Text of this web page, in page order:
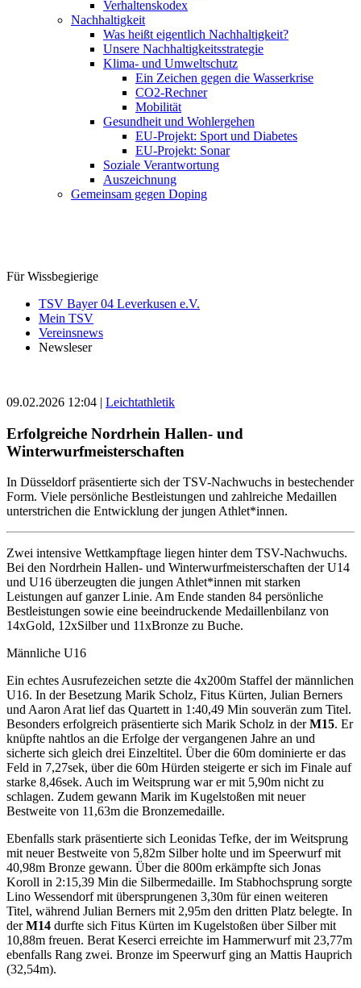
Verhaltenskodex
Nachhaltigkeit
Was heißt eigentlich Nachhaltigkeit?
Unsere Nachhaltigkeitsstrategie
Klima- und Umweltschutz
Ein Zeichen gegen die Wasserkrise
CO2-Rechner
Mobilität
Gesundheit und Wohlergehen
EU-Projekt: Sport und Diabetes
EU-Projekt: Sonar
Soziale Verantwortung
Auszeichnung
Gemeinsam gegen Doping
Für Wissbegierige
TSV Bayer 04 Leverkusen e.V.
Mein TSV
Vereinsnews
Newsleser
09.02.2026 12:04 | Leichtathletik
Erfolgreiche Nordrhein Hallen- und
Winterwurfmeisterschaften
In Düsseldorf präsentierte sich der TSV-Nachwuchs in bestechender
Form. Viele persönliche Bestleistungen und zahlreiche Medaillen
unterstrichen die Entwicklung der jungen Athlet*innen.
Zwei intensive Wettkampftage liegen hinter dem TSV-Nachwuchs.
Bei den Nordrhein Hallen- und Winterwurfmeisterschaften der U14
und U16 überzeugten die jungen Athlet*innen mit starken
Leistungen auf ganzer Linie. Am Ende standen 84 persönliche
Bestleistungen sowie eine beeindruckende Medaillenbilanz von
14xGold, 12xSilber und 11xBronze zu Buche.
Männliche U16
Ein echtes Ausrufezeichen setzte die 4x200m Staffel der männlichen
U16. In der Besetzung Marik Scholz, Fitus Kürten, Julian Berners
und Aaron Arat lief das Quartett in 1:40,49 Min souverän zum Titel.
Besonders erfolgreich präsentierte sich Marik Scholz in derM15. Er
knüpfte nahtlos an die Erfolge der vergangenen Jahre an und
sicherte sich gleich drei Einzeltitel. Über die 60m dominierte er das
Feld in 7,27sek, über die 60m Hürden steigerte er sich im Finale auf
starke 8,46sek. Auch im Weitsprung war er mit 5,90m nicht zu
schlagen. Zudem gewann Marik im Kugelstoßen mit neuer
Bestweite von 11,63m die Bronzemedaille.
Ebenfalls stark präsentierte sich Leonidas Tefke, der im Weitsprung
mit neuer Bestweite von 5,82m Silber holte und im Speerwurf mit
40,98m Bronze gewann. Über die 800m erkämpfte sich Jonas
Koroll in 2:15,39 Min die Silbermedaille. Im Stabhochsprung sorgte
Lino Wessendorf mit übersprungenen 3,30m für einen weiteren
Titel, während Julian Berners mit 2,95m den dritten Platz belegte. In
derM14 durfte sich Fitus Kürten im Kugelstoßen über Silber mit
10,88m freuen. Berat Keserci erreichte im Hammerwurf mit 23,77m
ebenfalls Rang zwei. Bronze im Speerwurf ging an Mattis Hauprich
(32,54m).